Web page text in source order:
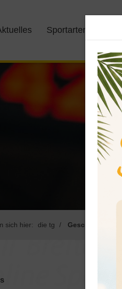
Sportarten
sich hier: die tg Geschäftsstelle